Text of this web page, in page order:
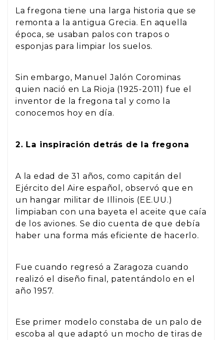
La fregona tiene una larga historia que se
remonta a la antigua Grecia. En aquella
época, se usaban palos con trapos o
esponjas para limpiar los suelos.
Sin embargo, Manuel Jalón Corominas
quien nació en La Rioja (1925-2011) fue el
inventor de la fregona tal y como la
conocemos hoy en día.
2. La inspiración detrás de la fregona
A la edad de 31 años, como capitán del
Ejército del Aire español, observó que en
un hangar militar de Illinois (EE.UU.)
limpiaban con una bayeta el aceite que caía
de los aviones. Se dio cuenta de que debía
haber una forma más eficiente de hacerlo.
Fue cuando regresó a Zaragoza cuando
realizó el diseño final, patentándolo en el
año 1957.
Ese primer modelo constaba de un palo de
escoba al que adaptó un mocho de tiras de